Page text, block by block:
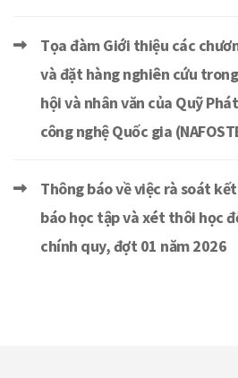
Tọa đàm Giới thiệu các
và đặt hàng nghiên cứu
hội và nhân văn của Quỹ
công nghệ Quốc gia
Thông báo về việc rà soát
báo học tập và xét thôi học
chính quy, đợt 01 năm 2026